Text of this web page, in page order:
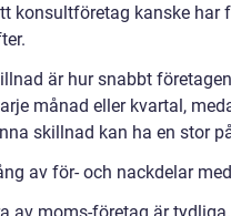
konsultföretag kanske
är hur snabbt
månad eller kvartal,
skillnad kan ha en stor
av för- och nackdelar